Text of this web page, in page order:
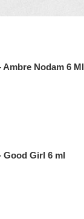
Ambre Nodam 6 Ml
Good Girl 6 ml